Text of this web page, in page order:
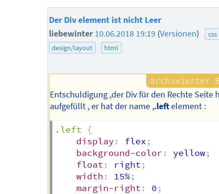
Der Div element ist nicht Leer
liebewinter 10.06.2018 19:19 (Versionen)
css
design/layout
html
Entschuldigung ,der Div für den Rechte Seite
aufgefüllt , er hat der name ,.leftelement :
.left
{
display : flex ;
background-color : yellow;
float : right ;
width : 15%;
margin-right : 0 ;